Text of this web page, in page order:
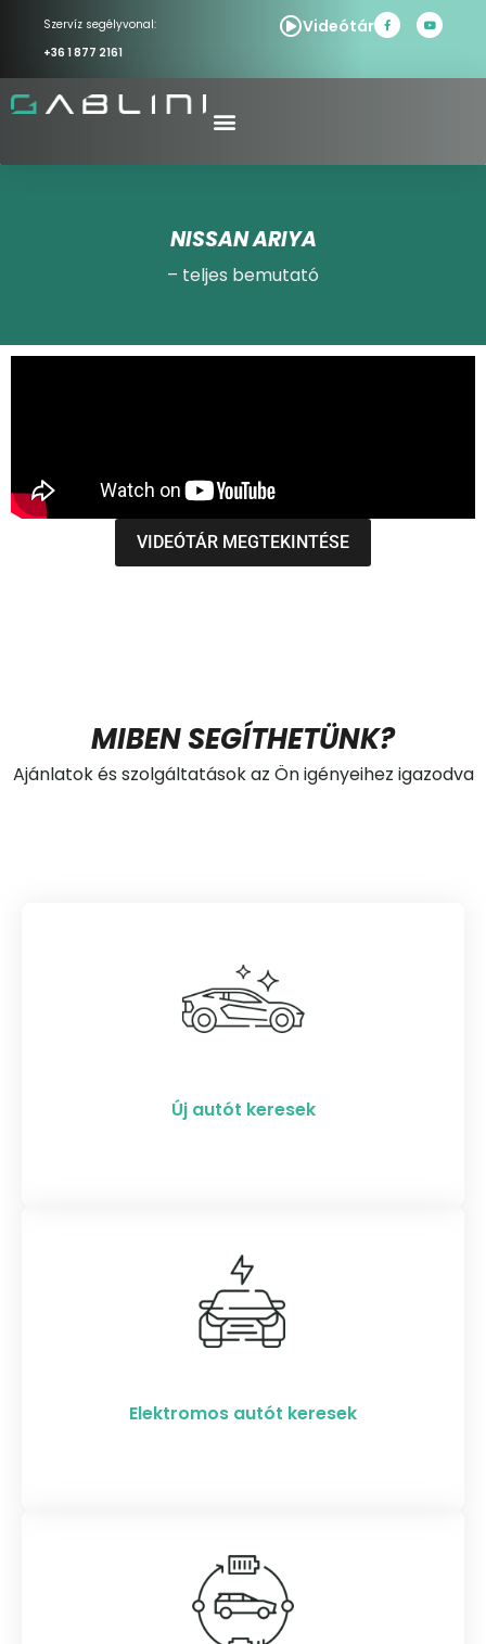
Szervíz segélyvonal:
+36 1 877 2161
Videótár
NISSAN ARIYA
– teljes bemutató
VIDEÓTÁR MEGTEKINTÉSE
MIBEN SEGÍTHETÜNK?
Ajánlatok és szolgáltatások az Ön igényeihez igazodva
Új autót keresek
Elektromos autót keresek​